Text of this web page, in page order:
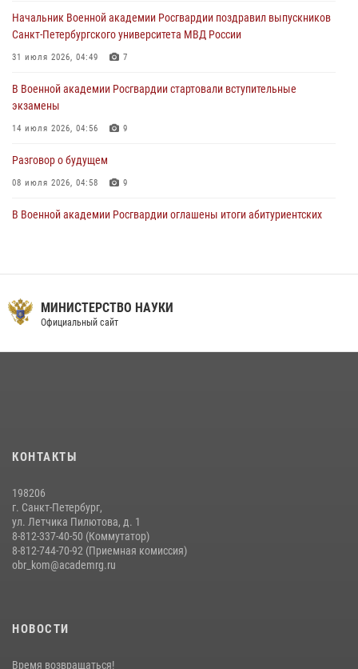
108 лет со дня образования подразделений связи войск
Начальник Военной академии Росгвардии поздравил выпускников
Санкт-Петербургского университета МВД России
31 июля 2026, 04:49 7
В Военной академии Росгвардии стартовали вступительные
экзамены
14 июля 2026, 04:56 9
Разговор о будущем
08 июля 2026, 04:58 9
В Военной академии Росгвардии оглашены итоги абитуриентских
09 июля 2026, 11:58 9
Помнить. Соответствовать. Действовать.
МИНИСТЕРСТВО НАУКИ
Официальный сайт
КОНТАКТЫ
198206
г. Санкт-Петербург,
ул. Летчика Пилютова, д. 1
8-812-337-40-50 (Коммутатор)
8-812-744-70-92 (Приемная комиссия)
obr_kom@academrg.ru
НОВОСТИ
Время возвращаться!